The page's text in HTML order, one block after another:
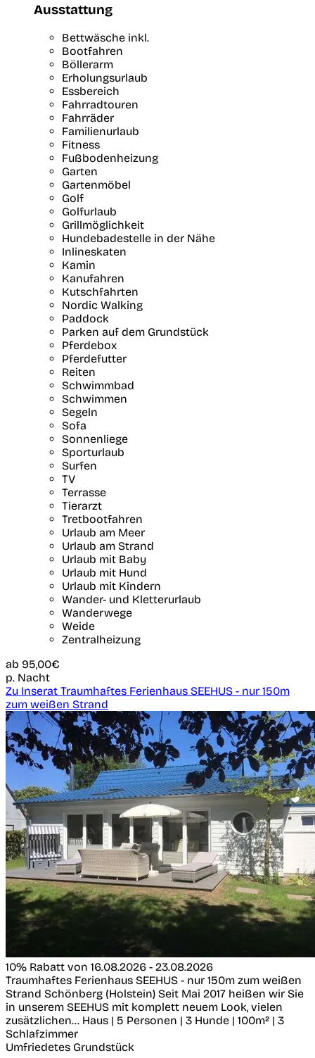
Ausstattung
Bettwäsche inkl.
Bootfahren
Böllerarm
Erholungsurlaub
Essbereich
Fahrradtouren
Fahrräder
Familienurlaub
Fitness
Fußbodenheizung
Garten
Gartenmöbel
Golf
Golfurlaub
Grillmöglichkeit
Hundebadestelle in der Nähe
Inlineskaten
Kamin
Kanufahren
Kutschfahrten
Nordic Walking
Paddock
Parken auf dem Grundstück
Pferdebox
Pferdefutter
Reiten
Schwimmbad
Schwimmen
Segeln
Sofa
Sonnenliege
Sporturlaub
Surfen
TV
Terrasse
Tierarzt
Tretbootfahren
Urlaub am Meer
Urlaub am Strand
Urlaub mit Baby
Urlaub mit Hund
Urlaub mit Kindern
Wander- und Kletterurlaub
Wanderwege
Weide
Zentralheizung
ab 95,00€
p. Nacht
Zu Inserat Traumhaftes Ferienhaus SEEHUS - nur 150m
zum weißen Strand
10% Rabatt von 16.08.2026 - 23.08.2026
Traumhaftes Ferienhaus SEEHUS - nur 150m zum weißen
Strand Schönberg (Holstein) Seit Mai 2017 heißen wir Sie
in unserem SEEHUS mit komplett neuem Look, vielen
zusätzlichen... Haus | 5 Personen | 3 Hunde | 100m² | 3
Schlafzimmer
Umfriedetes Grundstück